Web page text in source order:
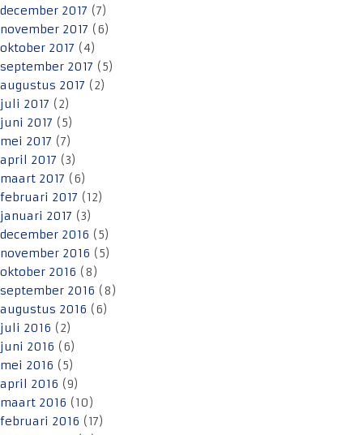
december 2017 (7)
november 2017 (6)
oktober 2017 (4)
september 2017 (5)
augustus 2017 (2)
juli 2017 (2)
juni 2017 (5)
mei 2017 (7)
april 2017 (3)
maart 2017 (6)
februari 2017 (12)
januari 2017 (3)
december 2016 (5)
november 2016 (5)
oktober 2016 (8)
september 2016 (8)
augustus 2016 (6)
juli 2016 (2)
juni 2016 (6)
mei 2016 (5)
april 2016 (9)
maart 2016 (10)
februari 2016 (17)